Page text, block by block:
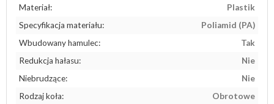
Materiał:
Plastik
Specyfikacja materiału:
Poliamid (PA)
Wbudowany hamulec:
Tak
Redukcja hałasu:
Nie
Niebrudzące:
Nie
Rodzaj koła:
Obrotowe